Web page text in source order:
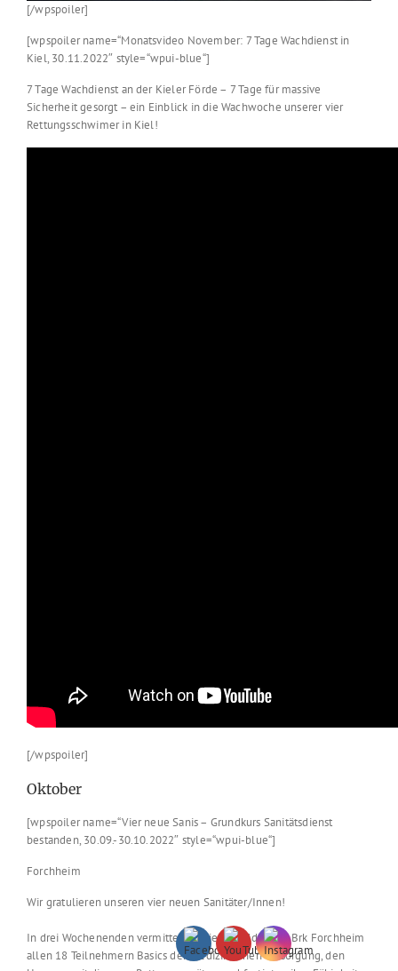
[/wpspoiler]
[wpspoiler name=“Monatsvideo November: 7 Tage Wachdienst in
Kiel, 30.11.2022″ style=“wpui-blue“]
7 Tage Wachdienst an der Kieler Förde – 7 Tage für massive
Sicherheit gesorgt – ein Einblick in die Wachwoche unserer vier
Rettungsschwimer in Kiel!
[/wpspoiler]
Oktober
[wpspoiler name=“Vier neue Sanis – Grundkurs Sanitätsdienst
bestanden, 30.09.-30.10.2022″ style=“wpui-blue“]
Forchheim
Wir gratulieren unseren vier neuen Sanitäter/Innen!
In drei Wochenenden vermittelten die Ausbilder des Brk Forchheim
allen 18 Teilnehmern Basics der medizinischen Versorgung, den